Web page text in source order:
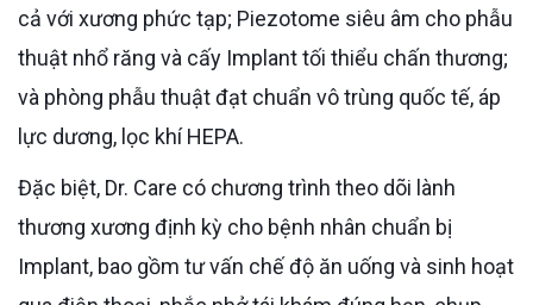
cả với xương phức tạp; Piezotome siêu âm cho phẫu
thuật nhổ răng và cấy Implant tối thiểu chấn thương;
và phòng phẫu thuật đạt chuẩn vô trùng quốc tế, áp
lực dương, lọc khí HEPA.
Đặc biệt, Dr. Care có chương trình theo dõi lành
thương xương định kỳ cho bệnh nhân chuẩn bị
Implant, bao gồm tư vấn chế độ ăn uống và sinh hoạt